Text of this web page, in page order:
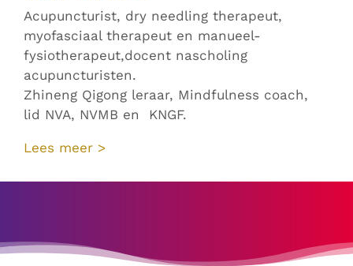
Acupuncturist, dry needling therapeut,
myofasciaal therapeut en manueel-
fysiotherapeut,docent nascholing
acupuncturisten.
Zhineng Qigong leraar, Mindfulness coach,
lid NVA, NVMB en KNGF.
Lees meer >